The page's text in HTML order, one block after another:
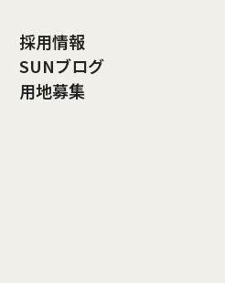
採用情報
SUNブログ
用地募集